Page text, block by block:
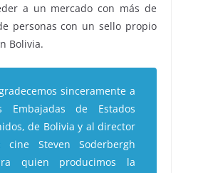
a un mercado con más de
personas con un sello propio
Bolivia.
sinceramente a
Embajadas de Estados
de Bolivia y al director
cine Steven Soderbergh
quien producimos la